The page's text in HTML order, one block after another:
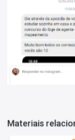
- Conteúdo
- O conteúdo está
do candidato;
- Conheça o perfil da
Materiais